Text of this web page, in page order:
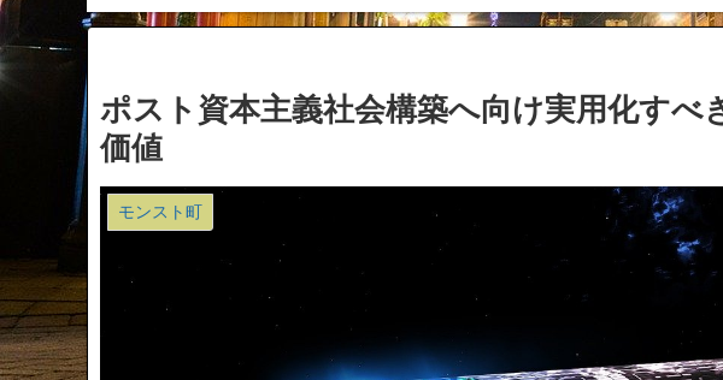
ポスト資本主義社会構築へ向け実用化すべ
価値
モンスト町